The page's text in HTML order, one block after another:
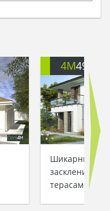
4M499
Шикарний
заскленими
терасами